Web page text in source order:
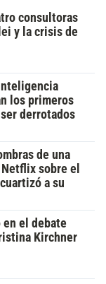
consultoras
y la crisis de
los primeros
derrotados
de una
sobre el
a su
el debate
Kirchner